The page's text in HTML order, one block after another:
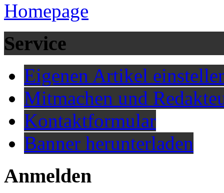
Service
Eigenen Artikel
Mitmachen und
Kontaktformular
Banner herunterladen
Anmelden